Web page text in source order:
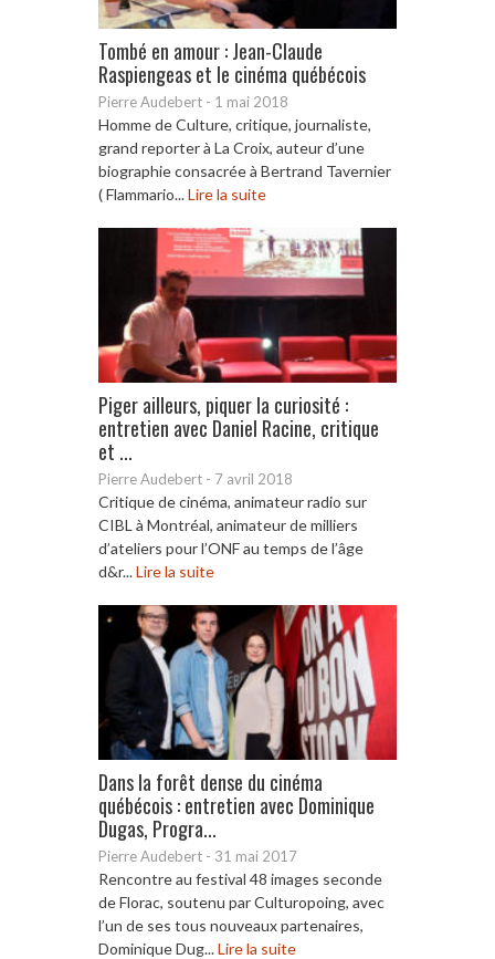
Tombé en amour : Jean-Claude
Raspiengeas et le cinéma québécois
Pierre Audebert - 1 mai 2018
Homme de Culture, critique, journaliste,
grand reporter à La Croix, auteur d’une
biographie consacrée à Bertrand Tavernier
( Flammario...Lire la suite
Piger ailleurs, piquer la curiosité :
entretien avec Daniel Racine, critique
et ...
Pierre Audebert - 7 avril 2018
Critique de cinéma, animateur radio sur
CIBL à Montréal, animateur de milliers
d’ateliers pour l’ONF au temps de l’âge
d&r...Lire la suite
Dans la forêt dense du cinéma
québécois : entretien avec Dominique
Dugas, Progra...
Pierre Audebert - 31 mai 2017
Rencontre au festival 48 images seconde
de Florac, soutenu par Culturopoing, avec
l’un de ses tous nouveaux partenaires,
Dominique Dug...Lire la suite